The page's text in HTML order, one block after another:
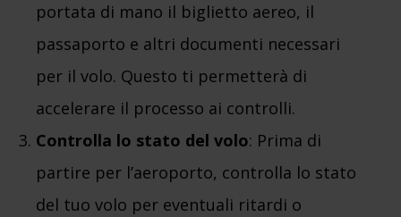
portata di mano il biglietto aereo, il
passaporto e altri documenti necessari
per il volo. Questo ti permetterà di
accelerare il processo ai controlli.
Controlla lo stato del volo: Prima di
partire per l’aeroporto, controlla lo stato
del tuo volo per eventuali ritardi o